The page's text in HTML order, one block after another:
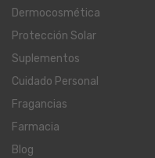
Dermocosmética
Protección Solar
Suplementos
Cuidado Personal
Fragancias
Farmacia
Blog